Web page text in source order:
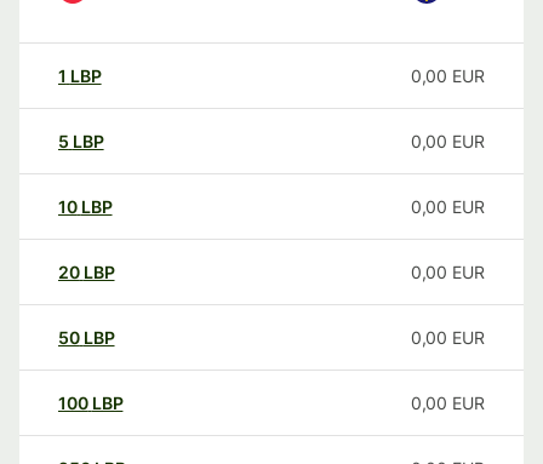
1 LBP 0,00 EUR
5 LBP 0,00 EUR
10 LBP 0,00 EUR
20 LBP 0,00 EUR
50 LBP 0,00 EUR
100 LBP 0,00 EUR